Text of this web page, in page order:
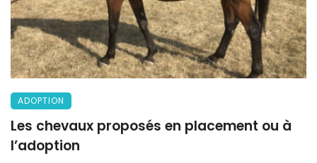
ADOPTION
Les chevaux proposés en placement ou à
l’adoption